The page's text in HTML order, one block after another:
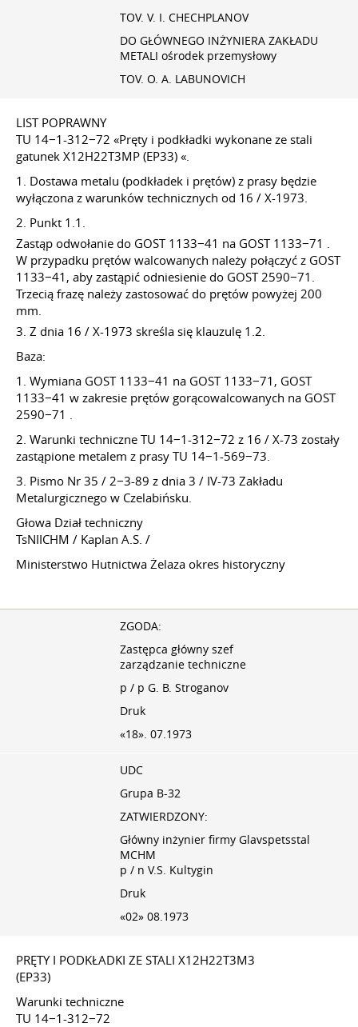
TOV. V. I. CHECHPLANOV
DO GŁÓWNEGO INŻYNIERA ZAKŁADU
METALI ośrodek przemysłowy
TOV. O. A. LABUNOVICH
LIST POPRAWNY
TU 14−1-312−72 «Pręty i podkładki wykonane ze stali
gatunek Х12Н22Т3МР (EP33) «.
1. Dostawa metalu (podkładek i prętów) z prasy będzie
wyłączona z warunków technicznych od 16 / X-1973.
2. Punkt 1.1.
Zastąp odwołanie do GOST 1133−41 na GOST 1133−71 .
W przypadku prętów walcowanych należy połączyć z GOST
1133−41, aby zastąpić odniesienie do GOST 2590−71.
Trzecią frazę należy zastosować do prętów powyżej 200
mm.
3. Z dnia 16 / X-1973 skreśla się klauzulę 1.2.
Baza:
1. Wymiana GOST 1133−41 na GOST 1133−71, GOST
1133−41 w zakresie prętów gorącowalcowanych na GOST
2590−71 .
2. Warunki techniczne TU 14−1-312−72 z 16 / X-73 zostały
zastąpione metalem z prasy TU 14−1-569−73.
3. Pismo Nr 35 / 2−3-89 z dnia 3 / IV-73 Zakładu
Metalurgicznego w Czelabińsku.
Głowa Dział techniczny
TsNIICHM / Kaplan A.S. /
Ministerstwo Hutnictwa Żelaza okres historyczny
ZGODA:
Zastępca główny szef
zarządzanie techniczne
p / p G. B. Stroganov
Druk
«18». 07.1973
UDC
Grupa B-32
ZATWIERDZONY:
Główny inżynier firmy Glavspetsstal
MCHM
p / n V.S. Kultygin
Druk
«02» 08.1973
PRĘTY I PODKŁADKI ZE STALI Х12Н22Т3М3
(EP33)
Warunki techniczne
TU 14−1-312−72